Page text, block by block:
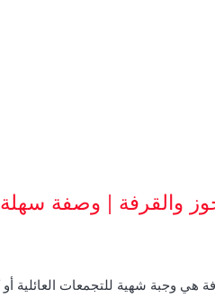
والقرفة | وصفة
هي وجبة شهية للتجمعات